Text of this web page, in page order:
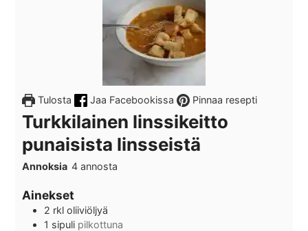
Tulosta Jaa Facebookissa Pinnaa resepti
Turkkilainen linssikeitto
punaisista linsseistä
Annoksia 4 annosta
Ainekset
2 rkl oliiviöljyä
1 sipuli pilkottuna